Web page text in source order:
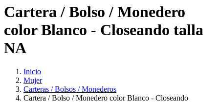
Cartera / Bolso / Monedero
color Blanco - Closeando talla
NA
Inicio
Mujer
Carteras / Bolsos / Monederos
Cartera / Bolso / Monedero color Blanco - Closeando